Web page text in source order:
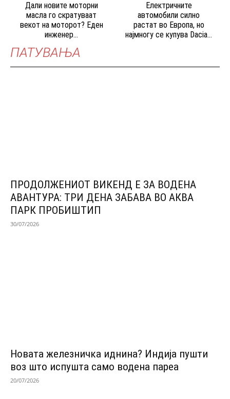
Дали новите моторни
масла го скратуваат
векот на моторот? Еден
инженер...
Електричните
автомобили силно
растат во Европа, но
најмногу се купува Dacia...
ПАТУВАЊА
ПРОДОЛЖЕНИОТ ВИКЕНД Е ЗА ВОДЕНА
АВАНТУРА: ТРИ ДЕНА ЗАБАВА ВО АКВА
ПАРК ПРОБИШТИП
30/07/2026
Новата железничка иднина? Индија пушти
воз што испушта само водена пареа
20/07/2026